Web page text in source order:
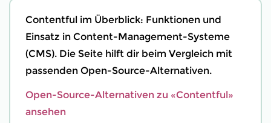
Contentful im Überblick: Funktionen und
Einsatz in Content-Management-Systeme
(CMS). Die Seite hilft dir beim Vergleich mit
passenden Open-Source-Alternativen.
Open-Source-Alternativen zu «Contentful»
ansehen